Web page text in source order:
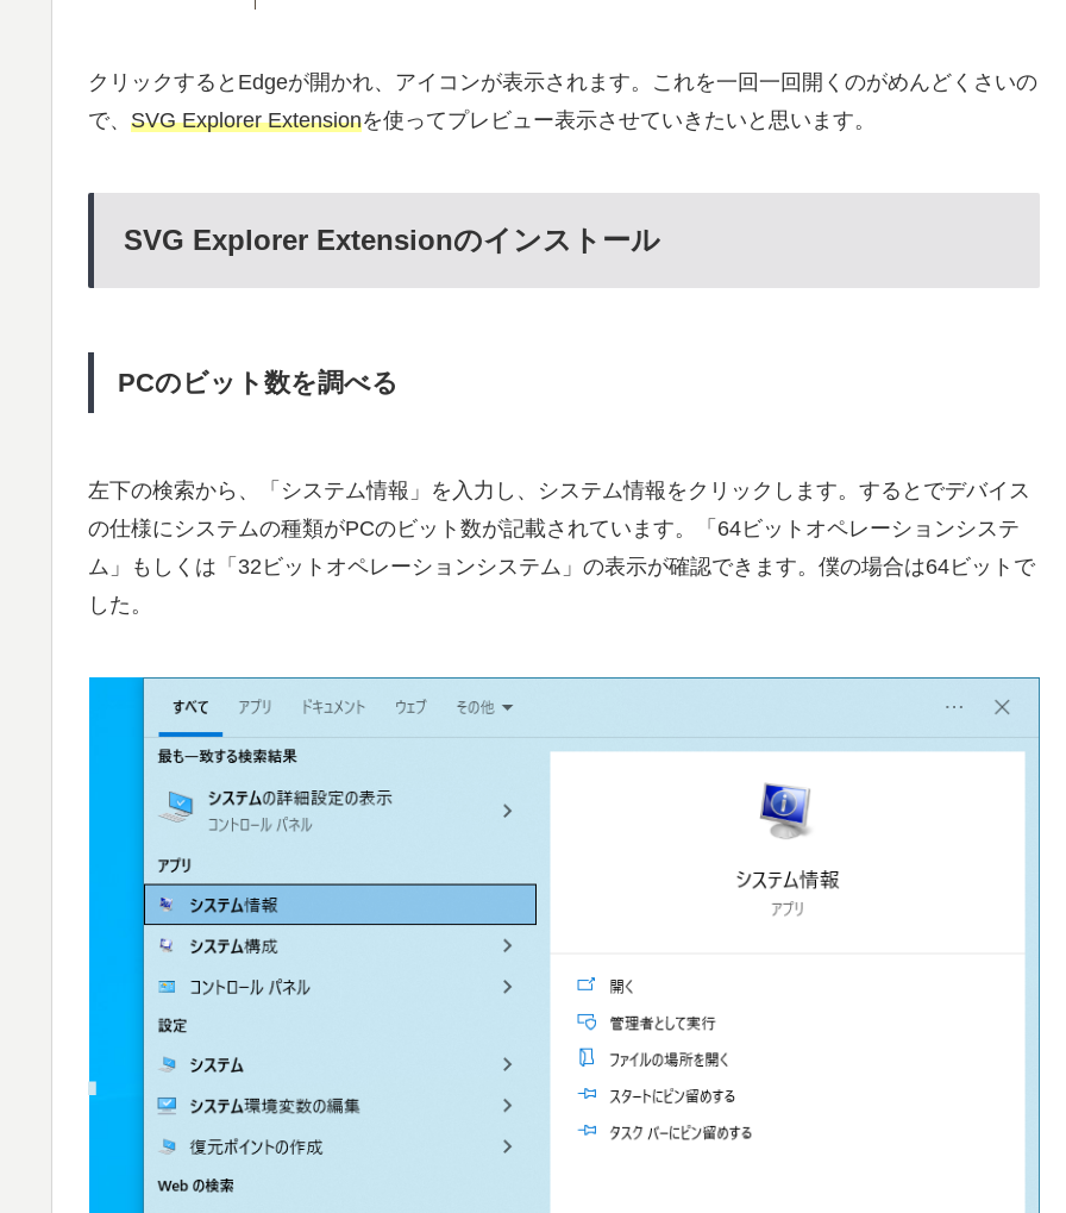
クリックするとEdgeが開かれ、アイコンが表示されます。これを一回一回開くのがめんどくさいの
で、 SVG Explorer Extensionを使ってプレビュー表示させていきたいと思います。
SVG Explorer Extensionのインストール
PCのビット数を調べる
左下の検索から、「システム情報」を入力し、システム情報をクリックします。するとでデバイス
の仕様にシステムの種類がPCのビット数が記載されています。「64ビットオペレーションシステ
ム」もしくは「32ビットオペレーションシステム」の表示が確認できます。僕の場合は64ビットで
した。